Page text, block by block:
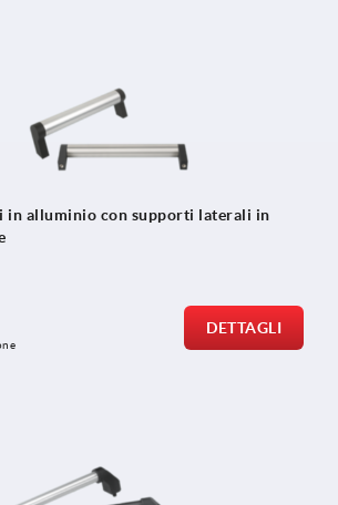
in alluminio con supporti laterali in
DETTAGLI